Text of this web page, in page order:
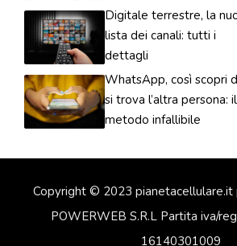
Digitale terrestre, la
lista dei canali: tutti i
dettagli
WhatsApp, così scopri
si trova l’altra persona: il
metodo infallibile
Copyright © 2023 pianetacellulare.it
POWERWEB S.R.L Partita iva/
16140301009